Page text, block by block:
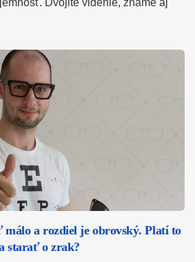
Dvojité videnie, známe aj
a rozdiel je obrovský. Platí to
starať o zrak?